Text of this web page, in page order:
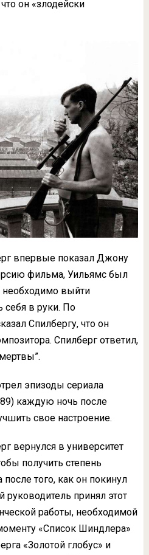
он «злодейски
впервые показал Джону
фильма, Уильямс был
необходимо выйти
себя в руки. По
Спилбергу, что он
Спилберг ответил,
эпизоды сериала
каждую ночь после
свое настроение.
вернулся в университет
получить степень
после того, как он покинул
руководитель принял этот
работы, необходимой
«Список Шиндлера»
«Золотой глобус» и